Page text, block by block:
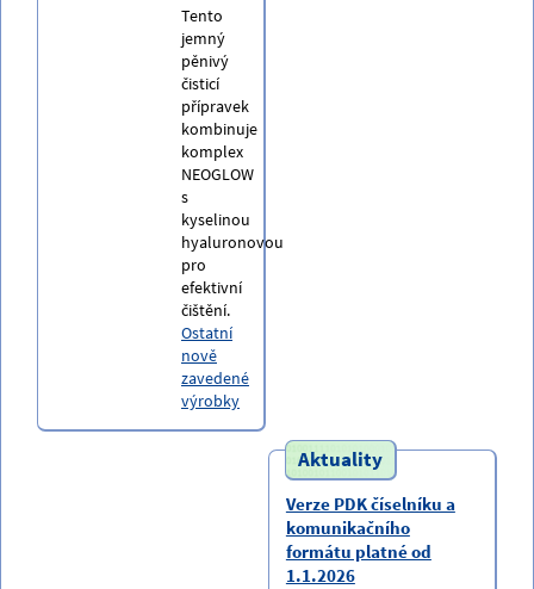
Tento
jemný
pěnivý
čisticí
přípravek
kombinuje
komplex
NEOGLOW
s
kyselinou
hyaluronovou
pro
efektivní
čištění.
Ostatní
nově
zavedené
výrobky
Aktuality
Verze PDK číselníku a
komunikačního
formátu platné od
1.1.2026